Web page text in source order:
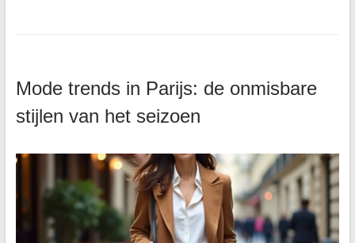
Mode trends in Parijs: de onmisbare
stijlen van het seizoen